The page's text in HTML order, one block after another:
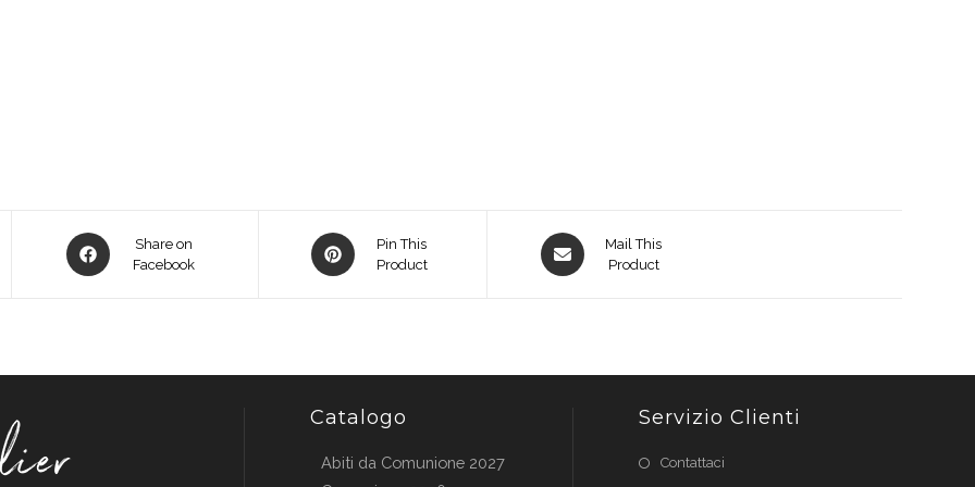
Opens
in
Share on
Facebook
Opens
in
Pin This
Product
Opens
in
Mail This
Product
Catalogo
Abiti da Comunione 2027
Servizio Clienti
Contattaci